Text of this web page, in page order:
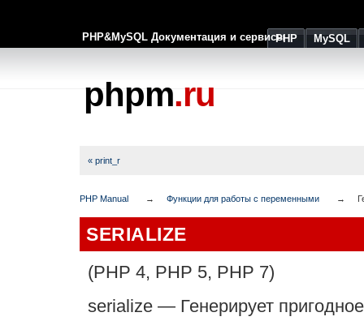
PHP&MySQL Документация и сервисыPHP MySQL
phpm.ru
« print_r
PHP Manual Функции для работы с переменными
SERIALIZE
(PHP 4, PHP 5, PHP 7)
serialize — Генерирует